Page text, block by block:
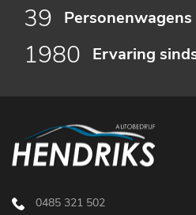
39 Personenwagens
1980 Ervaring
0485 321 502